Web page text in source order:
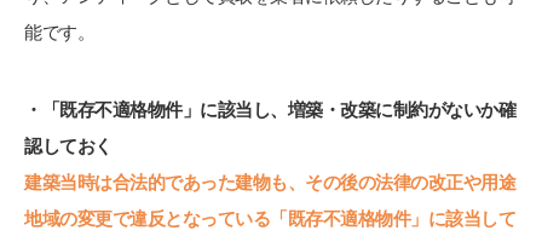
能です。
・「既存不適格物件」に該当し、増築・改築に制約がないか確
認しておく
建築当時は合法的であった建物も、その後の法律の改正や用途
地域の変更で違反となっている「既存不適格物件」に該当して